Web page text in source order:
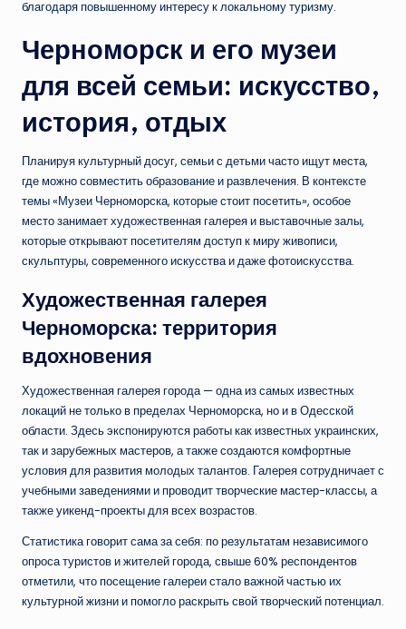
благодаря повышенному интересу к локальному туризму.
Черноморск и его музеи
для всей семьи: искусство,
история, отдых
Планируя культурный досуг, семьи с детьми часто ищут места,
где можно совместить образование и развлечения. В контексте
темы «Музеи Черноморска, которые стоит посетить», особое
место занимает художественная галерея и выставочные залы,
которые открывают посетителям доступ к миру живописи,
скульптуры, современного искусства и даже фотоискусства.
Художественная галерея
Черноморска: территория
вдохновения
Художественная галерея города — одна из самых известных
локаций не только в пределах Черноморска, но и в Одесской
области. Здесь экспонируются работы как известных украинских,
так и зарубежных мастеров, а также создаются комфортные
условия для развития молодых талантов. Галерея сотрудничает с
учебными заведениями и проводит творческие мастер-классы, а
также уикенд-проекты для всех возрастов.
Статистика говорит сама за себя: по результатам независимого
опроса туристов и жителей города, свыше 60% респондентов
отметили, что посещение галереи стало важной частью их
культурной жизни и помогло раскрыть свой творческий потенциал.